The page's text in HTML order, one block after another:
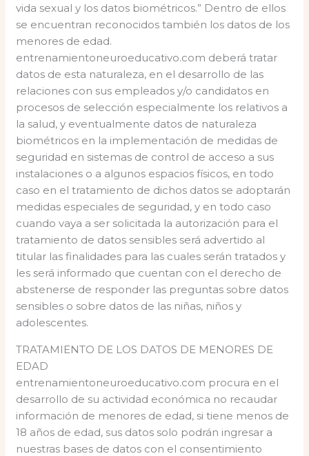
vida sexual y los datos biométricos.” Dentro de ellos
se encuentran reconocidos también los datos de los
menores de edad.
entrenamientoneuroeducativo.com deberá tratar
datos de esta naturaleza, en el desarrollo de las
relaciones con sus empleados y/o candidatos en
procesos de selección especialmente los relativos a
la salud, y eventualmente datos de naturaleza
biométricos en la implementación de medidas de
seguridad en sistemas de control de acceso a sus
instalaciones o a algunos espacios físicos, en todo
caso en el tratamiento de dichos datos se adoptarán
medidas especiales de seguridad, y en todo caso
cuando vaya a ser solicitada la autorización para el
tratamiento de datos sensibles será advertido al
titular las finalidades para las cuales serán tratados y
les será informado que cuentan con el derecho de
abstenerse de responder las preguntas sobre datos
sensibles o sobre datos de las niñas, niños y
adolescentes.
TRATAMIENTO DE LOS DATOS DE MENORES DE
EDAD
entrenamientoneuroeducativo.com procura en el
desarrollo de su actividad económica no recaudar
información de menores de edad, si tiene menos de
18 años de edad, sus datos solo podrán ingresar a
nuestras bases de datos con el consentimiento